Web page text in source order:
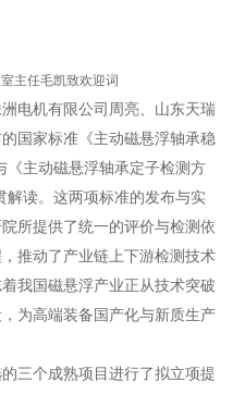
主任毛凯致欢迎词
电机有限公司周亮、山东天瑞
国家标准《主动磁悬浮轴承稳
《主动磁悬浮轴承定子检测方
解读。这两项标准的发布与实
所提供了统一的评价与检测依
推动了产业链上下游检测技术
我国磁悬浮产业正从技术突破
为高端装备国产化与新质生产
三个成熟项目进行了拟立项提